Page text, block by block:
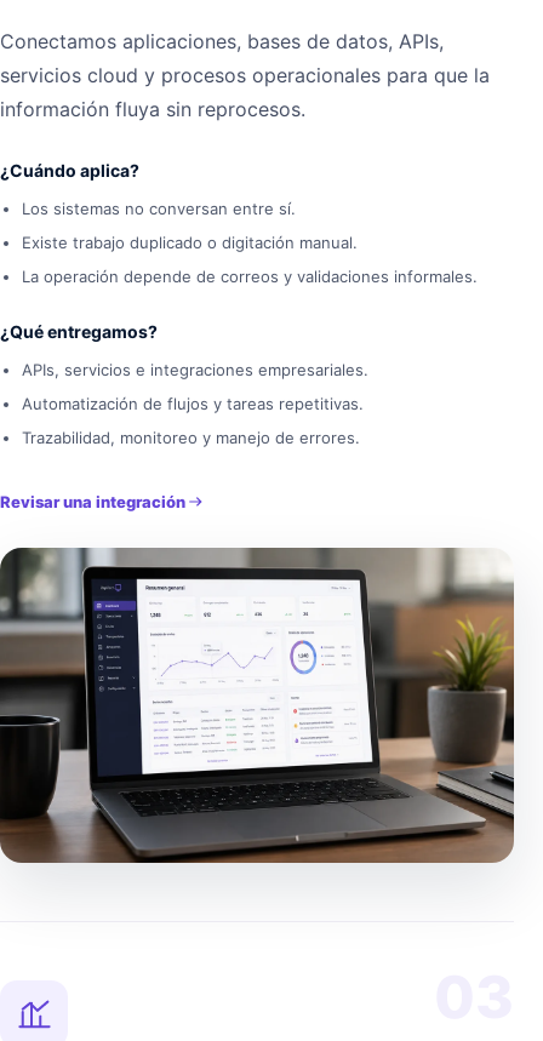
Conectamos aplicaciones, bases de datos, APIs,
servicios cloud y procesos operacionales para que la
información fluya sin reprocesos.
¿Cuándo aplica?
Los sistemas no conversan entre sí.
Existe trabajo duplicado o digitación manual.
La operación depende de correos y validaciones informales.
¿Qué entregamos?
APIs, servicios e integraciones empresariales.
Automatización de flujos y tareas repetitivas.
Trazabilidad, monitoreo y manejo de errores.
Revisar una integración